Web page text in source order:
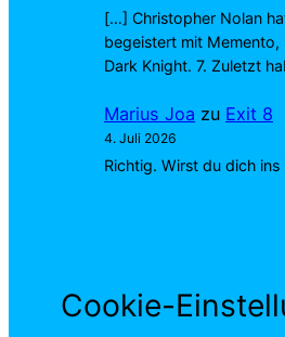
[…] Christopher Nolan
begeistert mit Memento,
Dark Knight. 7. Zuletzt
Marius Joa zu Exit 8
4. Juli 2026
Richtig. Wirst du dich ins
Cookie-